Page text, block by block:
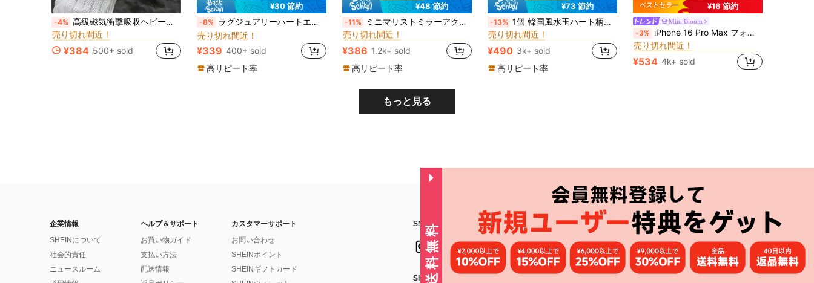
-4% 高級磁気衝撃吸収ヘビーデューティープレミアムケース キックスタンド付き 強化ガラスレンズプロテクター 防水 防塵 傷防止 17/16/15/14/13/12/11 Pro Max Plus対応 春 誕生日 記念日ギフト
#5 ベストセラー に iPhone 12/12 Pro ベーシックなスマホケース
売り切れ間近！
#5 ベストセラー
売り切れ間近！
#5 ベストセラー
売り切れ間近！
#5 ベストセラー に iPhone 12/12 Pro ベーシックなスマホケース
¥384 500+ sold
¥30 節約
-8% ラグジュアリーハートエレメントファッション1個中空ハートラインストーン装飾電気メッキレンズフレームスマホケース、iPhone 11/12/13/14/15/16/16 Pro Max対応、プレミアムテクスチャ付き透明ハード保護カバー、iPhone 17/17 Pro/17 Pro Max/Air Springギフト対応
売り切れ間近！
¥339 400+ sold
高リピート率
¥48 節約
-11% ミニマリストミラーアクリルミラースマホケース マグネットスタンド付き、ファッショナブルでクリエイティブなハードシェル 17 Pro Max/17 Pro/17 Air/17/16 Pro Max/16/16 Pro/16 Plus/16e/15/15 Pro Max/15 Pro/15 Plus/11/12/13/14 Pro Max/XS/XR/11 Pro/11 Pro Max/12 Pro/12 Pro Max/13 Pro/13 Pro Max/7 Plus/14 Pro/14 Pro Max/14 Plus/7 Plus/8 Plus/8/SE2対応、春のギフト 誕生日 記念日 パーティー
に カラーブロック ファッションスマホケース
売り切れ間近！
#6 ベストセラー
売り切れ間近！
#6 ベストセラー
売り切れ間近！
#6 ベストセラー に カラーブロック ファッションスマホケース
売り切れ間近！
¥386 1.2k+ sold
高リピート率
¥73 節約
-13% 1個 韓国風水玉ハート柄耐衝撃保護スマホケース メイクアップミラースタンド付き 17Pro Max 17Pro 17 16Pro Max 16Pro 16 15 14 13 12 Pro Max 11 およびその他のスマートフォン対応、女性と女の子に最適、誕生日、母の日、その他の休日のギフトに最適
#1 ベストセラー に iPhone 15プラス スタンド型スマホケース
売り切れ間近！
#1 ベストセラー
売り切れ間近！
#1 ベストセラー
売り切れ間近！
#1 ベストセラー に iPhone 15プラス スタンド型スマホケース
売り切れ間近！
¥490 3k+ sold
高リピート率
¥16 節約
Mini Bloom
-3% iPhone 16 Pro Max フォンケース、新しいラインストーン入り透明シルバーフォイル耐衝撃性シリコンスタイリッシュ保護カバー iPhone 12/11/13/14 Pro Maxに対応
#4 ベストセラー
売り切れ間近！
#4 ベストセラー
売り切れ間近！
#4 ベストセラー
売り切れ間近！
#4 ベストセラー に ギャラクシーS24ウルトラ 携帯電話ケース
¥534 4k+ sold
もっと見る
企業情報
SHEINについて
社会的責任
ニュースルーム
ヘルプ＆サポート
お買い物ガイド
支払い方法
配送情報
カスタマーサポート
お問い合わせ
SHEINポイント
SHEINギフトカード
SNSフォローはこちら： アプリ
SHEIN STYLE NEWSを購読する